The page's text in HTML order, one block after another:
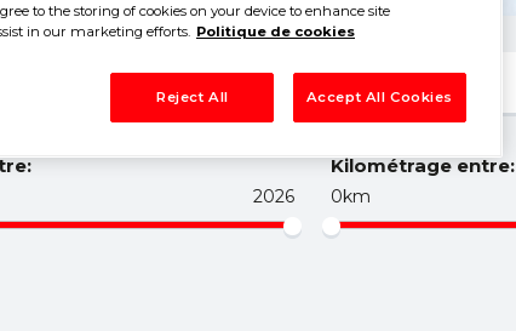
2026
Kilométrage entre:
0km
to the storing of cookies on your device to enhance site
in our marketing efforts. Politique de cookies
Reject All Accept All Cookies